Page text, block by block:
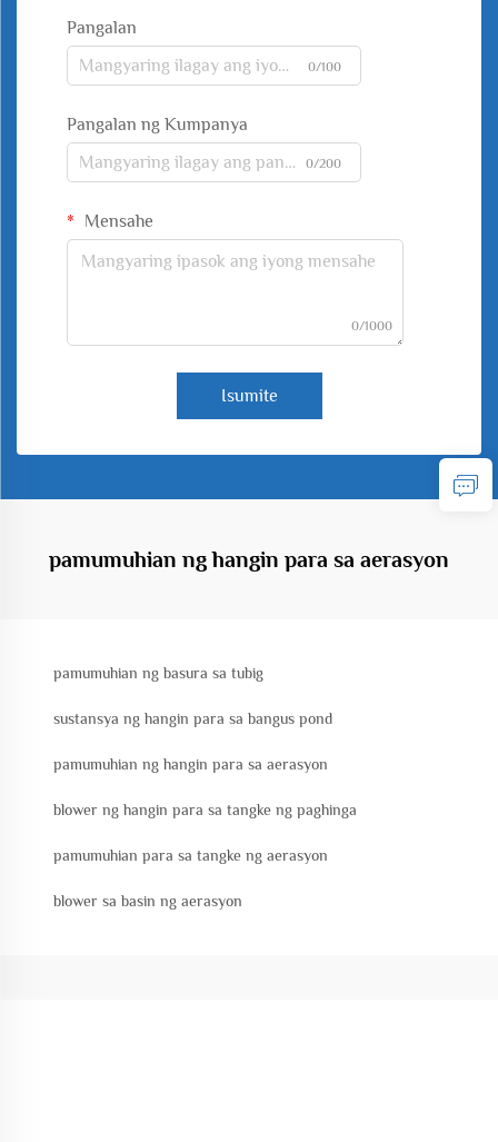
Pangalan
0/100
Pangalan ng Kumpanya
0/200
Mensahe
0/1000
Isumite
pamumuhian ng hangin para sa aerasyon
pamumuhian ng basura sa tubig
sustansya ng hangin para sa bangus pond
pamumuhian ng hangin para sa aerasyon
blower ng hangin para sa tangke ng paghinga
pamumuhian para sa tangke ng aerasyon
blower sa basin ng aerasyon